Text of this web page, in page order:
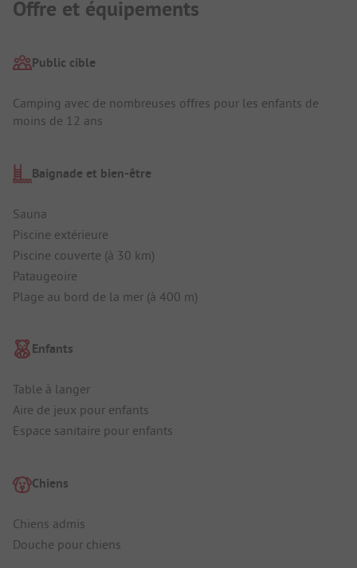
Offre et équipements
Public cible
Camping avec de nombreuses offres pour les enfants de
moins de 12 ans
Baignade et bien-être
Sauna
Piscine extérieure
Piscine couverte (à 30 km)
Pataugeoire
Plage au bord de la mer (à 400 m)
Enfants
Table à langer
Aire de jeux pour enfants
Espace sanitaire pour enfants
Chiens
Chiens admis
Douche pour chiens